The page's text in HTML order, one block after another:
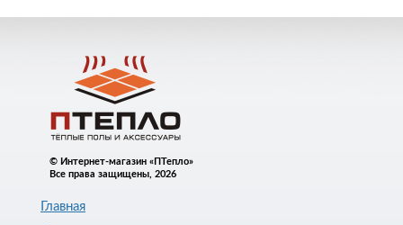
© Интернет-магазин «ПТепло»
Все права защищены, 2026
Главная